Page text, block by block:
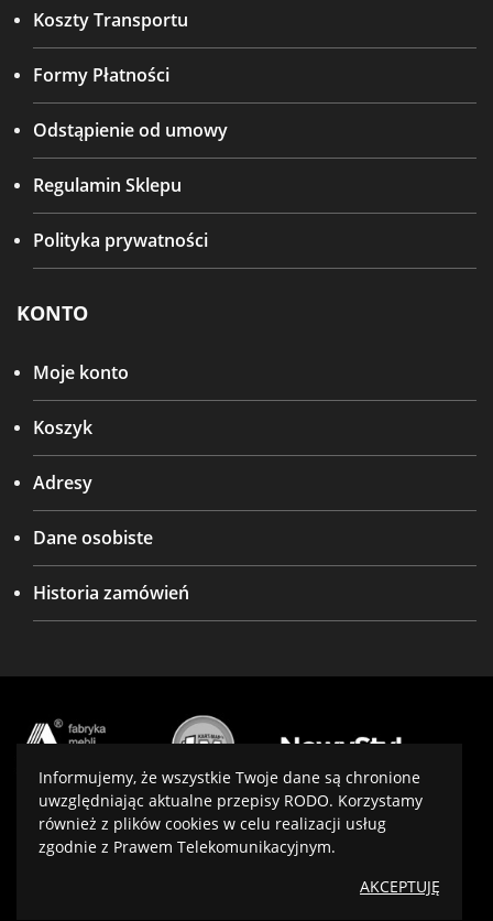
Koszty Transportu
Formy Płatności
Odstąpienie od umowy
Regulamin Sklepu
Polityka prywatności
KONTO
Moje konto
Koszyk
Adresy
Dane osobiste
Historia zamówień
Projekt i wykonanie:virtualmedia.pl
Informujemy, że wszystkie Twoje dane są chronione
uwzględniając aktualne przepisy RODO. Korzystamy
również z plików cookies w celu realizacji usług
zgodnie z Prawem Telekomunikacyjnym.
AKCEPTUJĘ